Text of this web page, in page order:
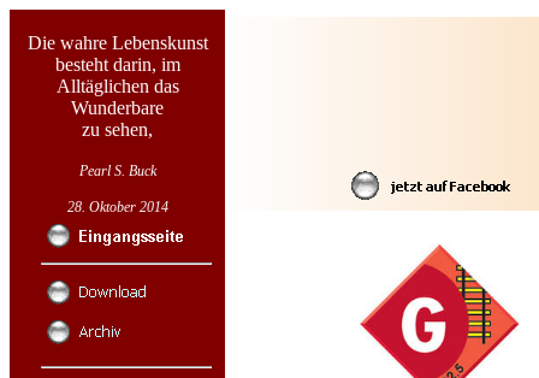
Die wahre Lebenskunst
besteht darin, im
Alltäglichen das
Wunderbare
zu sehen,
Pearl S. Buck
28. Oktober 2014